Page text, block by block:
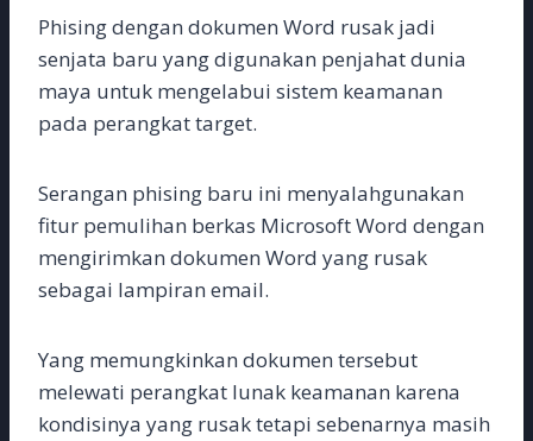
c
e
b
o
o
k
t
t
e
r
a
i
l
t
s
A
p
k
e
d
I
C
h
a
t
s
e
n
g
r
e
l
e
g
r
a
y
L
i
n
r
e
Phising dengan dokumen Word rusak jadi
senjata baru yang digunakan penjahat dunia
maya untuk mengelabui sistem keamanan
pada perangkat target.
Serangan phising baru ini menyalahgunakan
fitur pemulihan berkas Microsoft Word dengan
mengirimkan dokumen Word yang rusak
sebagai lampiran email.
Yang memungkinkan dokumen tersebut
melewati perangkat lunak keamanan karena
kondisinya yang rusak tetapi sebenarnya masih